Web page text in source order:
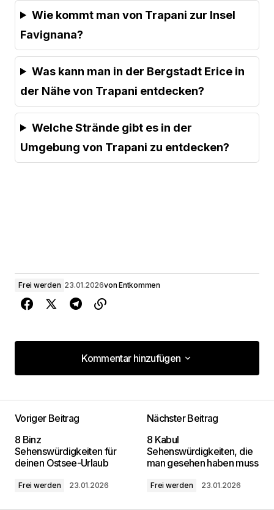
Wie kommt man von Trapani zur Insel
Favignana?
Was kann man in der Bergstadt Erice in
der Nähe von Trapani entdecken?
Welche Strände gibt es in der
Umgebung von Trapani zu entdecken?
Frei werden 23.01.2026von Entkommen
Kommentar hinzufügen
Kommentar hinzufügen
Deine E-Mail-Adresse wird nicht
veröffentlicht.
Erforderliche Felder sind mit
markiert
Kommentar*
Voriger Beitrag
8 Binz
Sehenswürdigkeiten für
deinen Ostsee-Urlaub
Frei werden 23.01.2026
Nächster Beitrag
8 Kabul
Sehenswürdigkeiten, die
man gesehen haben muss
Frei werden 23.01.2026